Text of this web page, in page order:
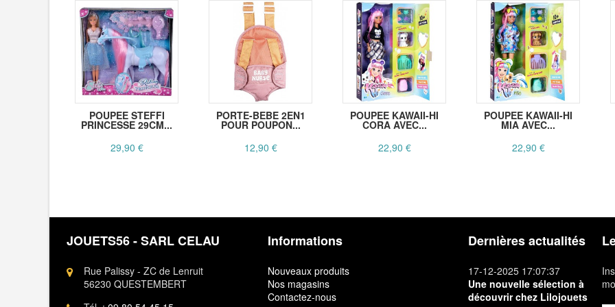
POUPEE STEFFI
PRINCESSE 29CM...
29,90 €
PORTE-BEBE 2EN1
POUR POUPON...
12,90 €
POUPEE KAWAII-HI
CORA AVEC...
22,90 €
POUPEE KAWAII-HI
MIA AVEC...
22,90 €
JOUETS56 - SARL CELAU
Rue Palissy - ZC de Lenruit
56230 QUESTEMBERT
Informations
Nouveaux produits
Nos magasins
Contactez-nous
Dernières actualités
17-12-2025 17:07:37
Une nouvelle sélection à
découvrir chez Lilojouets